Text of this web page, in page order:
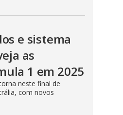
e sistema
as
1 em 2025
neste final de
com novos